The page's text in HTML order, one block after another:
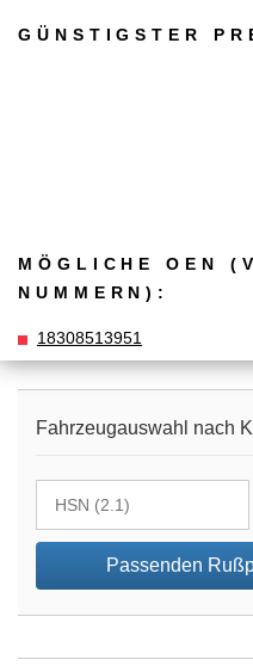
GÜNSTIGSTER
MÖGLICHE OEN
NUMMERN):
18308513951
Fahrzeugauswahl nach
Passenden